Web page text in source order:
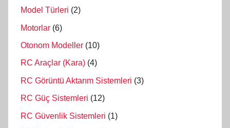
Model Türleri (2)
Motorlar (6)
Otonom Modeller (10)
RC Araçlar (Kara) (4)
RC Görüntü Aktarım Sistemleri (3)
RC Güç Sistemleri (12)
RC Güvenlik Sistemleri (1)